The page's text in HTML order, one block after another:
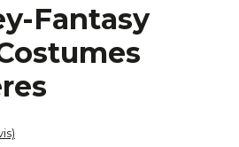
Fantasy